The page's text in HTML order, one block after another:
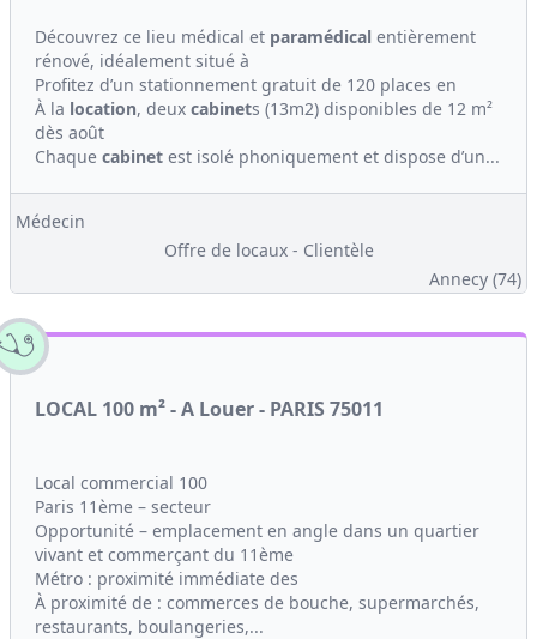
Découvrez ce lieu médical et paramédical entièrement
rénové, idéalement situé à
Profitez d’un stationnement gratuit de 120 places en
À la location, deux cabinets (13m2) disponibles de 12 m²
dès août
Chaque cabinet est isolé phoniquement et dispose d’un...
Médecin
Offre de locaux - Clientèle
Annecy (74)
LOCAL 100 m² - A Louer - PARIS 75011
Local commercial 100
Paris 11ème – secteur
Opportunité – emplacement en angle dans un quartier
vivant et commerçant du 11ème
Métro : proximité immédiate des
À proximité de : commerces de bouche, supermarchés,
restaurants, boulangeries,...